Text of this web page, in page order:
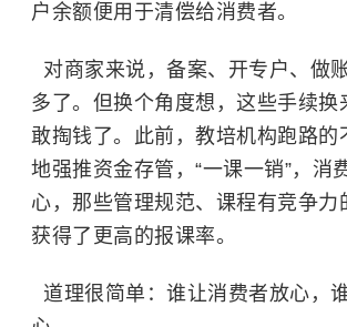
户余额便用于清偿给消费者。
对商家来说，备案、开专户、做
多了。但换个角度想，这些手续换
敢掏钱了。此前，教培机构跑路的
地强推资金存管，“一课一销”，消
心，那些管理规范、课程有竞争力
获得了更高的报课率。
道理很简单：谁让消费者放心，